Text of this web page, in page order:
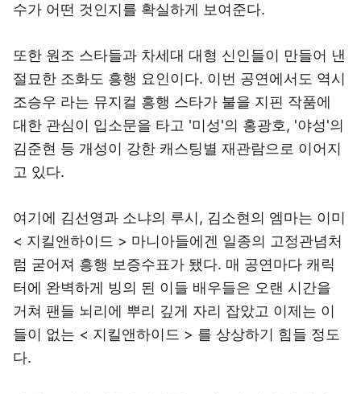
수가 어떤 것인지를 확실하게 보여준다.
또한 원조 스타들과 차세대 대형 신인들이 만들어 낸
절묘한 조화도 흥행 요인이다. 이번 공연에서도 역시
조승우 라는 뮤지컬 흥행 스타가 불을 지핀 작품에
대한 관심이 입소문을 타고 '미성'의 홍광호, '야성'의
김준현 등 개성이 강한 캐스팅별 재관람으로 이어지
고 있다.
여기에 김선영과 소냐의 루시, 김소현의 엠마는 이미
< 지킬앤하이드 > 마니아들에겐 일종의 고정관념처
럼 굳어져 흥행 보증수표가 됐다. 매 공연마다 캐릭
터에 완벽하게 빙의 된 이들 배우들은 오랜 시간을
거쳐 팬들 뇌리에 뿌리 깊게 자리 잡았고 이제는 이
들이 없는 < 지킬앤하이드 > 를 상상하기 힘들 정도
다.